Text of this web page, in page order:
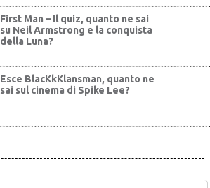
First Man – Il quiz, quanto ne sai
su Neil Armstrong e la conquista
della Luna?
Esce BlacKkKlansman, quanto ne
sai sul cinema di Spike Lee?